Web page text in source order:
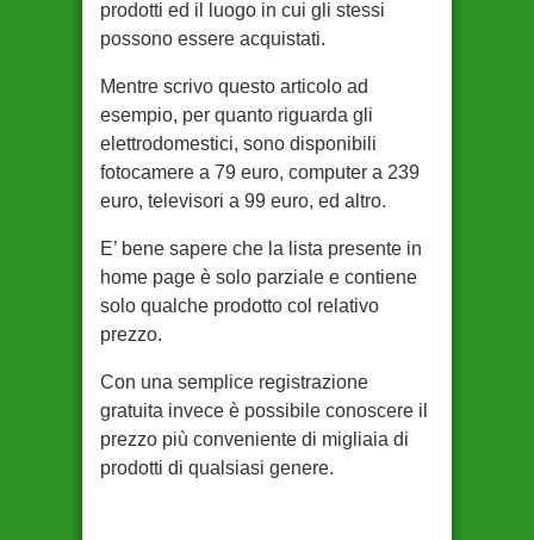
prodotti ed il luogo in cui gli stessi
possono essere acquistati.
Mentre scrivo questo articolo ad
esempio, per quanto riguarda gli
elettrodomestici, sono disponibili
fotocamere a 79 euro, computer a 239
euro, televisori a 99 euro, ed altro.
E’ bene sapere che la lista presente in
home page è solo parziale e contiene
solo qualche prodotto col relativo
prezzo.
Con una semplice registrazione
gratuita invece è possibile conoscere il
prezzo più conveniente di migliaia di
prodotti di qualsiasi genere.